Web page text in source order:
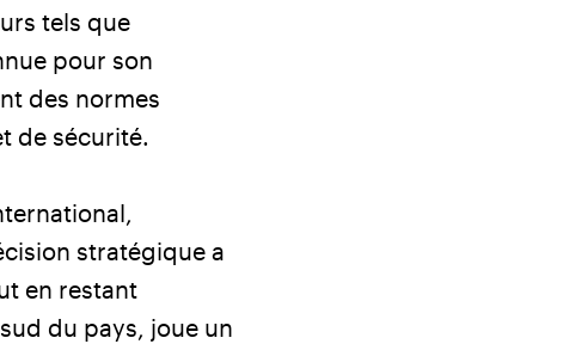
tels que
pour son
des normes
de sécurité.
stratégique a
en restant
du pays, joue un